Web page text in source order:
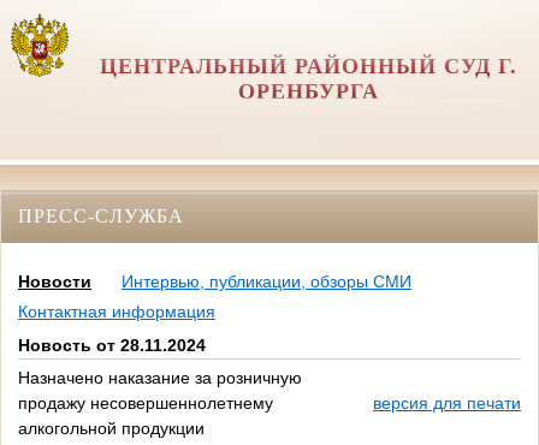
ЦЕНТРАЛЬНЫЙ РАЙОННЫЙ СУД Г.
ОРЕНБУРГА
ПРЕСС-СЛУЖБА
Новости
Интервью, публикации, обзоры СМИ
Контактная информация
Новость от 28.11.2024
Назначено наказание за розничную
продажу несовершеннолетнему
алкогольной продукции
версия для печати